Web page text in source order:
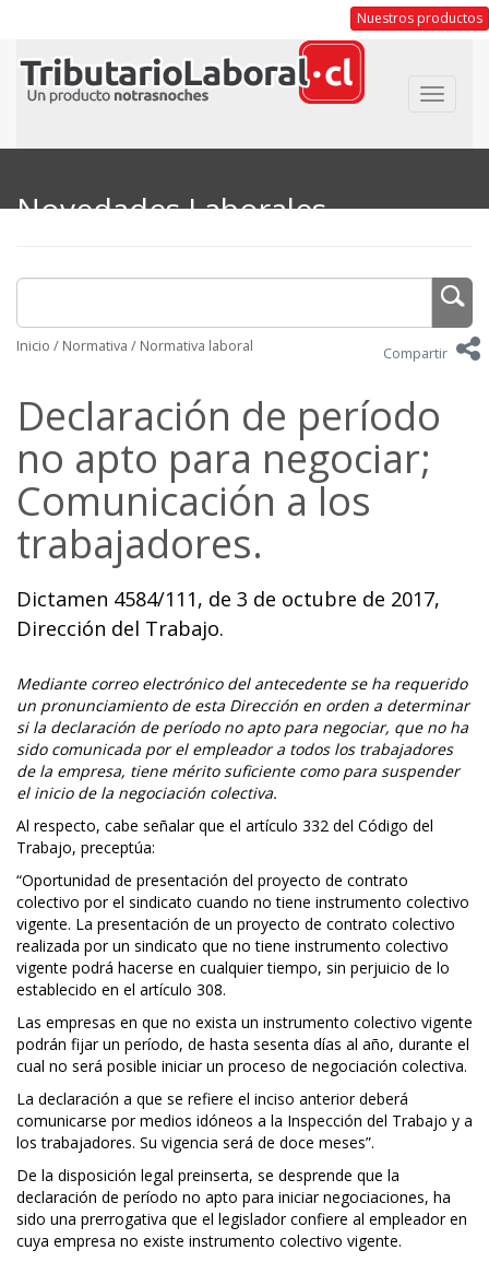
Nuestros productos
Toggle
Novedades Laborales
Inicio / Normativa / Normativa laboral Compartir
Declaración de período
no apto para negociar;
Comunicación a los
trabajadores.
Dictamen 4584/111, de 3 de octubre de 2017,
Dirección del Trabajo.
Mediante correo electrónico del antecedente se ha requerido
un pronunciamiento de esta Dirección en orden a determinar
si la declaración de período no apto para negociar, que no ha
sido comunicada por el empleador a todos los trabajadores
de la empresa, tiene mérito suficiente como para suspender
el inicio de la negociación colectiva.
Al respecto, cabe señalar que el artículo 332 del Código del
Trabajo, preceptúa:
“Oportunidad de presentación del proyecto de contrato
colectivo por el sindicato cuando no tiene instrumento colectivo
vigente. La presentación de un proyecto de contrato colectivo
realizada por un sindicato que no tiene instrumento colectivo
vigente podrá hacerse en cualquier tiempo, sin perjuicio de lo
establecido en el artículo 308.
Las empresas en que no exista un instrumento colectivo vigente
podrán fijar un período, de hasta sesenta días al año, durante el
cual no será posible iniciar un proceso de negociación colectiva.
La declaración a que se refiere el inciso anterior deberá
comunicarse por medios idóneos a la Inspección del Trabajo y a
los trabajadores. Su vigencia será de doce meses”.
De la disposición legal preinserta, se desprende que la
declaración de período no apto para iniciar negociaciones, ha
sido una prerrogativa que el legislador confiere al empleador en
cuya empresa no existe instrumento colectivo vigente.